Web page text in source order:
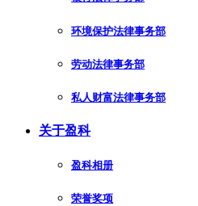
环境保护法律事务部
劳动法律事务部
私人财富法律事务部
关于盈科
盈科相册
荣誉奖项